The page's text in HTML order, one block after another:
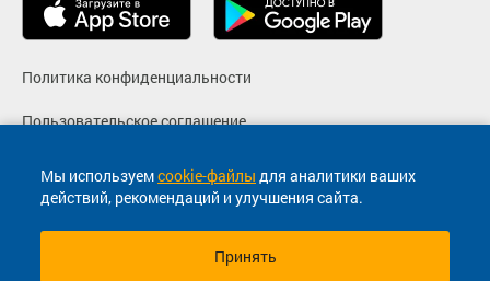
Мы используемcookie-файлы для аналитики ваших
действий, рекомендаций и улучшения сайта.
Принять
Политика конфиденциальности
Пользовательское соглашение
Согласие на маркетинговые сообщения
© 2013-2026, ООО "Капитал"- Онлайн сервис продажи